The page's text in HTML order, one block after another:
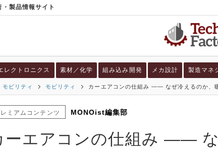
製品情報サイト
レクトロニクス 素材／化学 組み込み開発 メカ設計 製造マネ
モビリティ モビリティ カーエアコンの仕組み ―― なぜ冷えるのか、
ミアムコンテンツ MONOist編集部
ーエアコンの仕組み ――